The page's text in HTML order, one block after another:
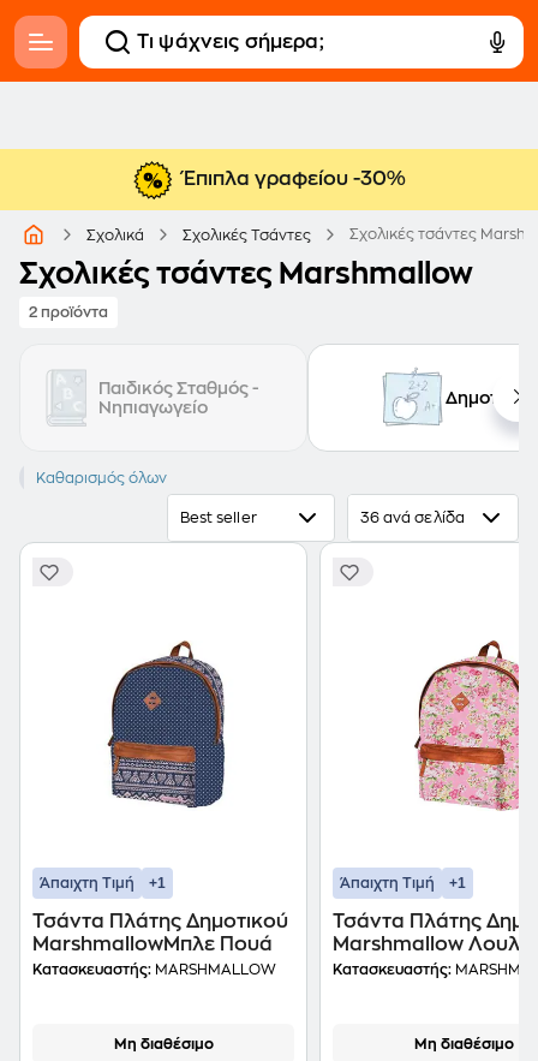
Έπιπλα γραφείου -30%
Σχολικά Σχολικές Τσάντες Σχολικές τσάντες
Σχολικές τσάντες Marshmallow
2 προϊόντα
Παιδικός Σταθμός -
Νηπιαγωγείο
Δημοτικό
MARSHMALLOW
Καθαρισμός όλων
Best seller 36 ανά σελίδα
Άπαιχτη Τιμή +1
Τσάντα Πλάτης Δημοτικού
MarshmallowΜπλε Πουά
Κατασκευαστής: MARSHMALLOW
Μη διαθέσιμο
Άπαιχτη Τιμή +1
Τσάντα Πλάτης
Marshmallow
Κατασκευαστής:
Μη διαθέσιμο